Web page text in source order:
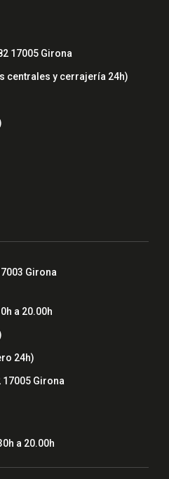
17005 Girona
centrales y cerrajería 24h)
Girona
a 20.00h
24h)
17005 Girona
a 20.00h